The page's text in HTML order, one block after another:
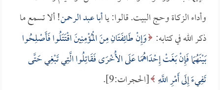
وأداء الزكاة وحج البيت. قالوا: ياأبا عبد الرحمن! ألا تسمع ما
ذكر الله في كتابه: وَإِنْ طَائِفَتَانِ مِنَ الْمُؤْمِنِينَ اقْتَتَلُوا فَأَصْلِحُوا
بَيْنَهُمَا فَإِنْ بَغَتْ إِحْدَاهُمَا عَلَى الأُخْرَى فَقَاتِلُوا الَّتِي تَبْغِي حَتَّى
تَفِيءَ إِلَى أَمْرِ اللَّهِ [الحجرات:9].